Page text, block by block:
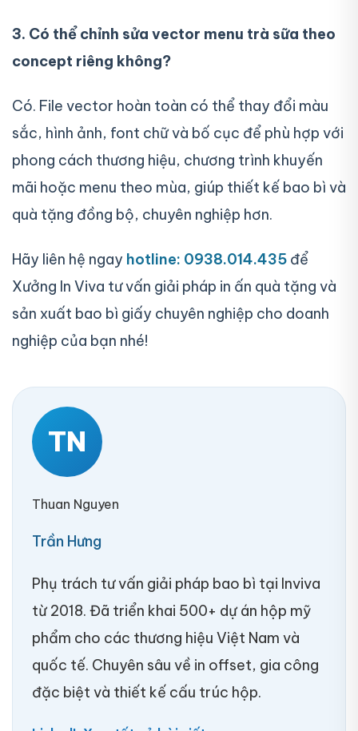
3. Có thể chỉnh sửa vector menu trà sữa theo
concept riêng không?
Có. File vector hoàn toàn có thể thay đổi màu
sắc, hình ảnh, font chữ và bố cục để phù hợp với
phong cách thương hiệu, chương trình khuyến
mãi hoặc menu theo mùa, giúp thiết kế bao bì và
quà tặng đồng bộ, chuyên nghiệp hơn.
Hãy liên hệ ngay hotline: 0938.014.435 để
Xưởng In Viva tư vấn giải pháp in ấn quà tặng và
sản xuất bao bì giấy chuyên nghiệp cho doanh
nghiệp của bạn nhé!
TN
Thuan Nguyen
Trần Hưng
Phụ trách tư vấn giải pháp bao bì tại Inviva
từ 2018. Đã triển khai 500+ dự án hộp mỹ
phẩm cho các thương hiệu Việt Nam và
quốc tế. Chuyên sâu về in offset, gia công
đặc biệt và thiết kế cấu trúc hộp.